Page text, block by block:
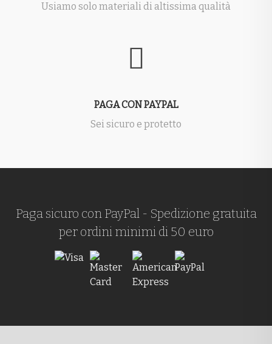
Usiamo solo materiali di altissima qualità
PAGA CON PAYPAL
Sei sicuro e protetto
Paga sicuro con PayPal - Spedizione gratuita
per ordini minimi di 50 euro